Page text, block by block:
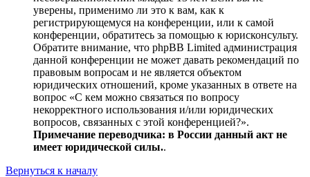
уверены, применимо ли это к вам, как к
регистрирующемуся на конференции, или к самой
конференции, обратитесь за помощью к юрисконсульту.
Обратите внимание, что phpBB Limited администрация
данной конференции не может давать рекомендаций по
правовым вопросам и не является объектом
юридических отношений, кроме указанных в ответе на
вопрос «С кем можно связаться по вопросу
некорректного использования и/или юридических
вопросов, связанных с этой конференцией?».
Примечание переводчика: в России данный акт не
имеет юридической силы..
Вернуться к началу